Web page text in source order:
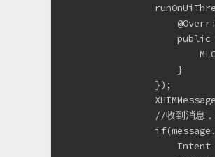
public
                    }
                });
//收到消息，